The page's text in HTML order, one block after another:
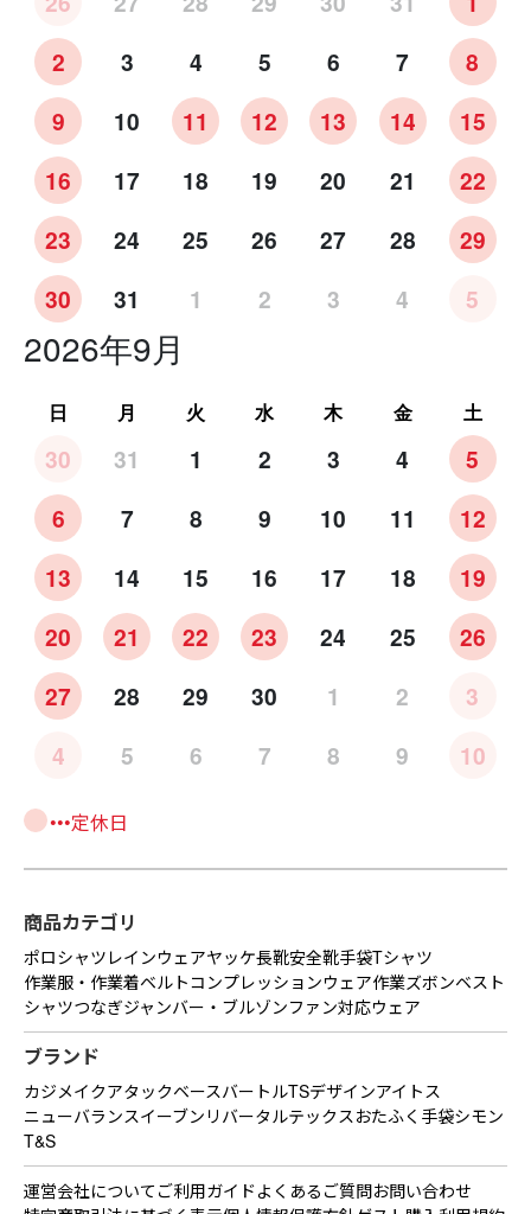
2
3 4 5 6 7
8
9
10 11 12 13 14
15
16
17 18 19 20 21
22
23
24 25 26 27 28
29
30
31 1 2 3 4 5
2026年9月
日 月 火 水 木 金 土
30 31 1 2 3 4
5
6
7 8 9 10 11
12
13
14 15 16 17 18
19
20
21 22 23 24 25
26
27
28 29 30 1 2
3
4
5 6 7 8 9 10
•••定休日
商品カテゴリ
ポロシャツ レインウェアヤッケ長靴安全靴手袋Tシャツ
作業服・作業着ベルトコンプレッションウェア作業ズボンベスト
シャツつなぎジャンバー・ブルゾンファン対応ウェア
ブランド
カジメイクアタックベースバートルTSデザインアイトス
ニューバランスイーブンリバータルテックス おたふく手袋シモン
T&S
運営会社について ご利用ガイドよくあるご質問お問い合わせ